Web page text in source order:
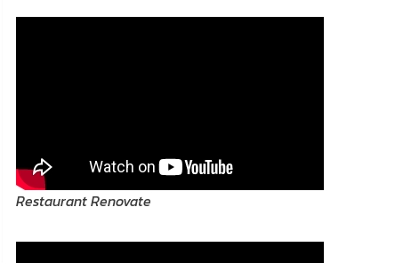
Restaurant Renovate